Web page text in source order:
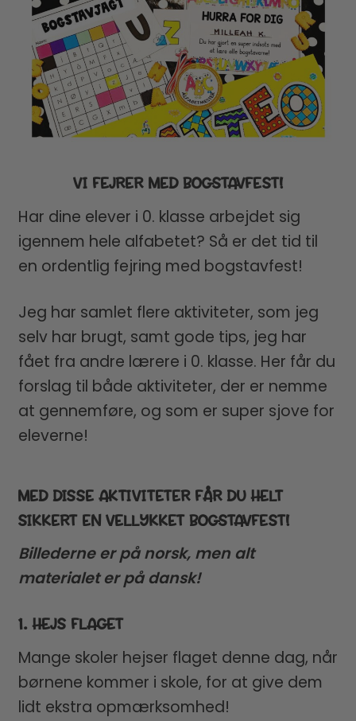
VI FEJRER MED BOGSTAVFEST!
Har dine elever i 0. klasse arbejdet sig
igennem hele alfabetet? Så er det tid til
en ordentlig fejring med bogstavfest!
Jeg har samlet flere aktiviteter, som jeg
selv har brugt, samt gode tips, jeg har
fået fra andre lærere i 0. klasse. Her får du
forslag til både aktiviteter, der er nemme
at gennemføre, og som er super sjove for
eleverne!
MED DISSE AKTIVITETER FÅR DU HELT
SIKKERT EN VELLYKKET BOGSTAVFEST!
Billederne er på norsk, men alt
materialet er på dansk!
1. HEJS FLAGET
Mange skoler hejser flaget denne dag, når
børnene kommer i skole, for at give dem
lidt ekstra opmærksomhed!